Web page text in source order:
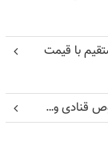
یک تا ۳ | خرید مستقیم با قیمت
قنادی و…